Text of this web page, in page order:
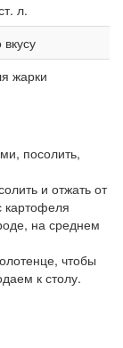
л.
вкусу
жарки
посолить,
и отжать от
картофеля
на среднем
чтобы
к столу.